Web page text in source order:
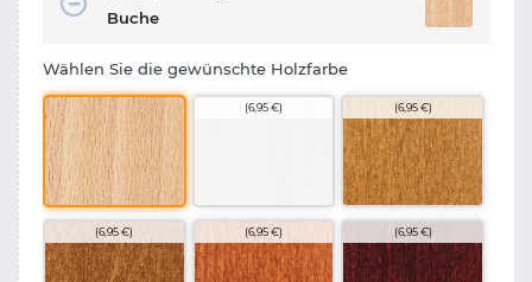
Buche
Wählen Sie die gewünschte Holzfarbe
(6,95 €) (6,95 €)
(6,95 €) (6,95 €) (6,95 €)